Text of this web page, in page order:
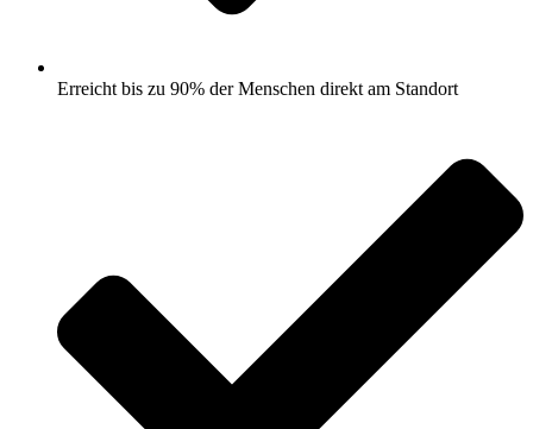
Erreicht bis zu 90% der Menschen direkt am Standort